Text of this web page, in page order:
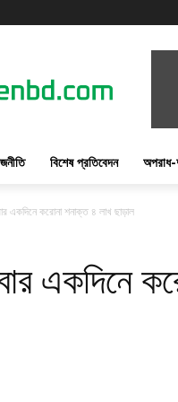
বিশেষ প্রতিবেদন অপরাধ-
একদিনে করোনা শনাক্ত ৪ লাখ ছাড়াল
একদিনে